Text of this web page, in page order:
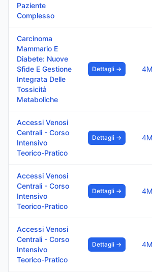
Paziente
Complesso
Carcinoma
Mammario E
Diabete: Nuove
Sfide E Gestione
Integrata Delle
Tossicità
Metaboliche
Dettagli →
Accessi Venosi
Centrali - Corso
Intensivo
Teorico-Pratico
Dettagli →
Accessi Venosi
Centrali - Corso
Intensivo
Teorico-Pratico
Dettagli →
Accessi Venosi
Centrali - Corso
Intensivo
Teorico-Pratico
Dettagli →